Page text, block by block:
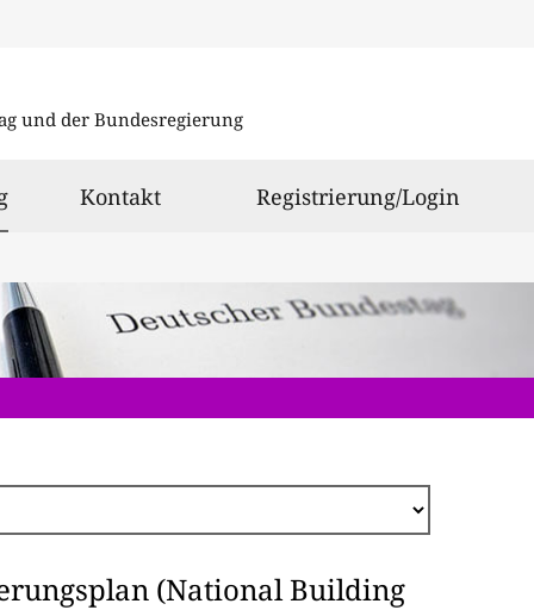
und der Bundesregierung
ausgewählt
Kontakt Registrierung/Login
(National Building